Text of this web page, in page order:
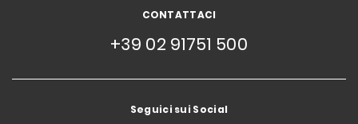
CONTATTACI
+39 02 91751 500
Seguici sui Social